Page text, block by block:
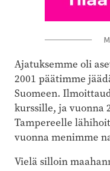
Ajatuksemme oli
2001 päätimme
Suomeen.
kurssille, ja vuonna
Tampereelle
vuonna menimme
Vielä silloin